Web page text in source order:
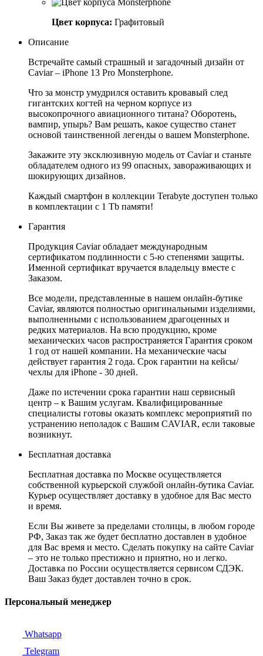
Цвет корпуса: Графитовый
Описание
Встречайте самый страшный и загадочный дизайн от
Caviar – iPhone 13 Pro Monsterphone.
Что за монстр умудрился оставить кровавый след
гигантских когтей на черном корпусе из
высокопрочного авиационного титана? Оборотень,
вампир, упырь? Вам решать, какое существо станет
основой таинственной легенды о вашем Monsterphone.
Закажите эту эксклюзивную модель от Caviar и станьте
обладателем одного из 99 опасных, завораживающих и
шокирующих дизайнов.
Каждый смартфон в коллекции Terabyte доступен только
в комплектации с 1 Tb памяти!
Гарантия
Продукция Caviar обладает международным
сертификатом подлинности с 5-ю степенями защиты.
Именной сертификат вручается владельцу вместе с
Заказом.
Все модели, представленные в нашем онлайн-бутике
Caviar, являются полностью оригинальными изделиями,
выполненными с использованием драгоценных и
редких материалов. На всю продукцию, кроме
механических часов распространяется Гарантия сроком
1 год от нашей компании. На механические часы
действует гарантия 2 года. Срок гарантии на кейсы/
чехлы для iPhone - 30 дней.
Даже по истечении срока гарантии наш сервисный
центр – к Вашим услугам. Квалифицированные
специалисты готовы оказать комплекс мероприятий по
устранению неполадок с Вашим CAVIAR, если таковые
возникнут.
Бесплатная доставка
Бесплатная доставка по Москве осуществляется
собственной курьерской службой онлайн-бутика Caviar.
Курьер осуществляет доставку в удобное для Вас место
и время.
Если Вы живете за пределами столицы, в любом городе
РФ, Заказ так же будет бесплатно доставлен в удобное
для Вас время и место. Сделать покупку на сайте Caviar
– это не только престижно и приятно, но и легко.
Доставка по России осуществляется сервисом СДЭК.
Ваш Заказ будет доставлен точно в срок.
Персональный менеджер
Whatsapp
Telegram